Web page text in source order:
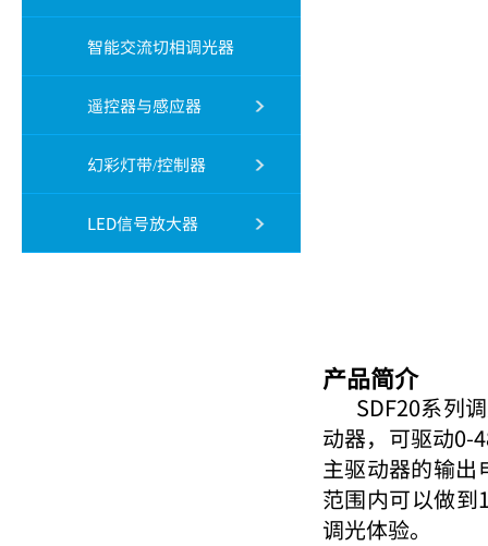
产品简介
SDF20系列调
动器，可驱动0-
主驱动器的输出
范围内可以做
调光体验。
智能交流切相调光器
遥控器与感应器
幻彩灯带/控制器
LED信号放大器